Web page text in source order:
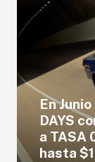
En
DAYS
a TASA
hasta